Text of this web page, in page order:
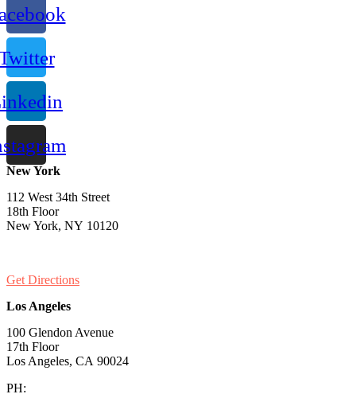
New York
112 West 34th Street
18th Floor
New York, NY 10120
Get Directions
Los Angeles
100 Glendon Avenue
17th Floor
Los Angeles, CA 90024
PH: